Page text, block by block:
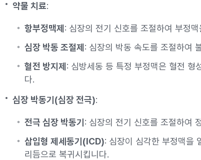
약물 치료:
항부정맥제 : 심장의 전기 신호를 조절하여 부정
심장 박동 조절제 : 심장의 박동 속도를 조절하여
혈전 방지제 : 심방세동 등 특정 부정맥은 혈전 형
다.
심장 박동기(심장 전극):
전극 심장 박동기 : 심장의 전기 신호를 조절하여
삽입형 제세동기(ICD): 심장이 심각한 부정맥을
리듬으로 복귀시킵니다.